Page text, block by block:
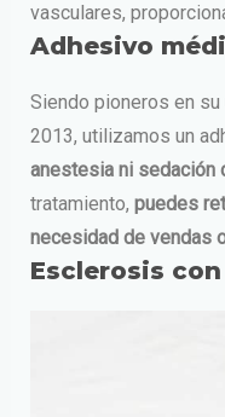
vasculares,
Adhesivo
Siendo pioneros en
2013, utilizamos un
anestesia ni sedación
tratamiento, puedes
necesidad de vendas
Esclerosis